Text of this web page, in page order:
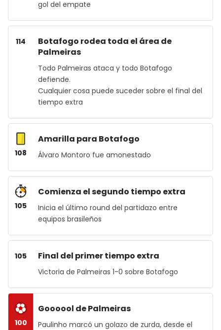
gol del empate
114
Botafogo rodea toda el área de
Palmeiras
Todo Palmeiras ataca y todo Botafogo
defiende.
Cualquier cosa puede suceder sobre el final del
tiempo extra
108
Amarilla para Botafogo
Álvaro Montoro fue amonestado
105
Comienza el segundo tiempo extra
Inicia el último round del partidazo entre
equipos brasileños
105 Final del primer tiempo extra
Victoria de Palmeiras 1-0 sobre Botafogo
100
Goooool de Palmeiras
Paulinho marcó un golazo de zurda, desde el